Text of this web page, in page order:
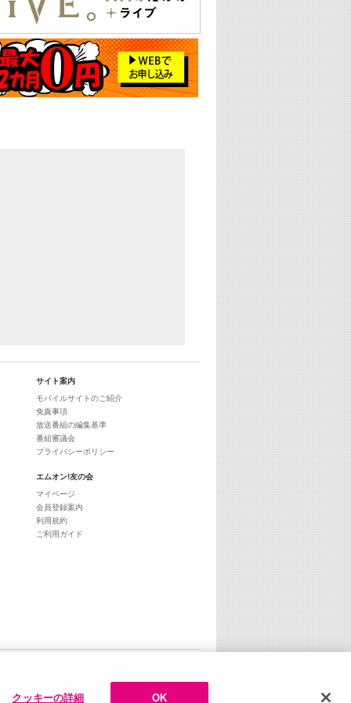
サイト案内
モバイルサイトのご紹介
免責事項
放送番組の編集基準
番組審議会
プライバシーポリシー
エムオン!友の会
マイページ
会員登録案内
利用規約
ご利用ガイド
クッキーの詳細 OK